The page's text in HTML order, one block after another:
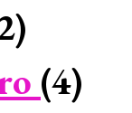
(4)